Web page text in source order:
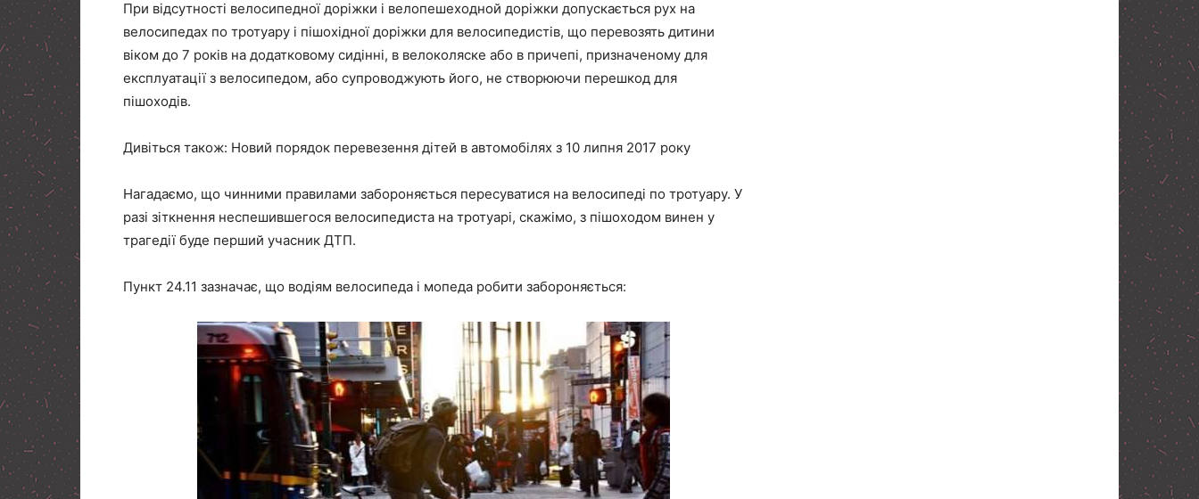
При відсутності велосипедної доріжки і велопешеходной доріжки допускається рух на
велосипедах по тротуару і пішохідної доріжки для велосипедистів, що перевозять дитини
віком до 7 років на додатковому сидінні, в велоколяске або в причепі, призначеному для
експлуатації з велосипедом, або супроводжують його, не створюючи перешкод для
пішоходів.
Дивіться також: Новий порядок перевезення дітей в автомобілях з 10 липня 2017 року
Нагадаємо, що чинними правилами забороняється пересуватися на велосипеді по тротуару. У
разі зіткнення неспешившегося велосипедиста на тротуарі, скажімо, з пішоходом винен у
трагедії буде перший учасник ДТП.
Пункт 24.11 зазначає, що водіям велосипеда і мопеда робити забороняється: